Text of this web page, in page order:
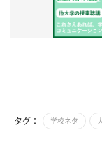
タグ： 学校ネタ